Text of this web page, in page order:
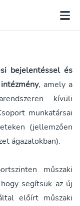
bejelentéssel és
, amely a
kívüli
munkatársai
(jellemzően
ágazatokban).
műszaki
segítsük az új
előírt műszaki